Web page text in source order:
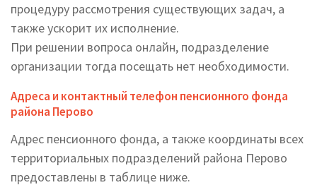
процедуру рассмотрения существующих задач, а
также ускорит их исполнение.
При решении вопроса онлайн, подразделение
организации тогда посещать нет необходимости.
Адреса и контактный телефон пенсионного фонда
района Перово
Адрес пенсионного фонда, а также координаты всех
территориальных подразделений района Перово
предоставлены в таблице ниже.